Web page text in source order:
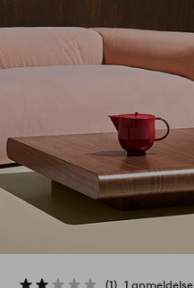
1 1 anmeldelse